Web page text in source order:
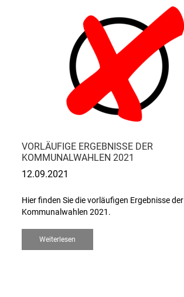
VORLÄUFIGE ERGEBNISSE DER
KOMMUNALWAHLEN 2021
12.09.2021
Hier finden Sie die vorläufigen Ergebnisse der
Kommunalwahlen 2021.
Weiterlesen